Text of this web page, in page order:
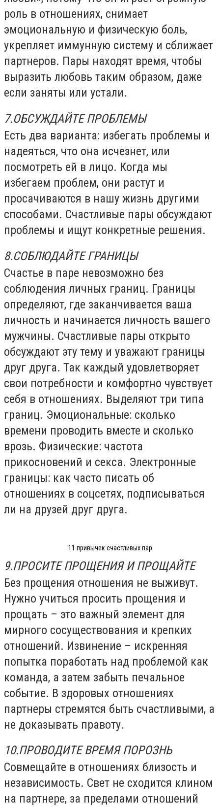
роль в отношениях, снимает
эмоциональную и физическую боль,
укрепляет иммунную систему и сближает
партнеров. Пары находят время, чтобы
выразить любовь таким образом, даже
если заняты или устали.
7.ОБСУЖДАЙТЕ ПРОБЛЕМЫ
Есть два варианта: избегать проблемы и
надеяться, что она исчезнет, или
посмотреть ей в лицо. Когда мы
избегаем проблем, они растут и
просачиваются в нашу жизнь другими
способами. Счастливые пары обсуждают
проблемы и ищут конкретные решения.
8.СОБЛЮДАЙТЕ ГРАНИЦЫ
Счастье в паре невозможно без
соблюдения личных границ. Границы
определяют, где заканчивается ваша
личность и начинается личность вашего
мужчины. Счастливые пары открыто
обсуждают эту тему и уважают границы
друг друга. Так каждый удовлетворяет
свои потребности и комфортно чувствует
себя в отношениях. Выделяют три типа
границ. Эмоциональные: сколько
времени проводить вместе и сколько
врозь. Физические: частота
прикосновений и секса. Электронные
границы: как часто писать об
отношениях в соцсетях, подписываться
ли на друзей друг друга.
11 привычек счастливых пар
9.ПРОСИТЕ ПРОЩЕНИЯ И ПРОЩАЙТЕ
Без прощения отношения не выживут.
Нужно учиться просить прощения и
прощать – это важный элемент для
мирного сосуществования и крепких
отношений. Извинение – искренняя
попытка поработать над проблемой как
команда, а затем забыть печальное
событие. В здоровых отношениях
партнеры стремятся быть счастливыми, а
не доказывать правоту.
10.ПРОВОДИТЕ ВРЕМЯ ПОРОЗНЬ
Совмещайте в отношениях близость и
независимость. Свет не сходится клином
на партнере, за пределами отношений